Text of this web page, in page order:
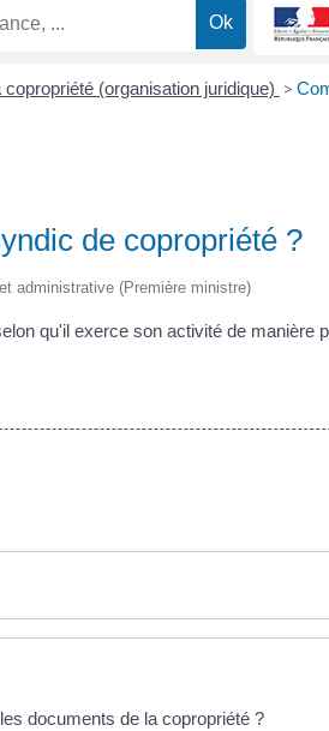
(organisation juridique) >
de copropriété ?
administrative (Première ministre)
qu'il exerce son activité de manière
documents de la copropriété ?